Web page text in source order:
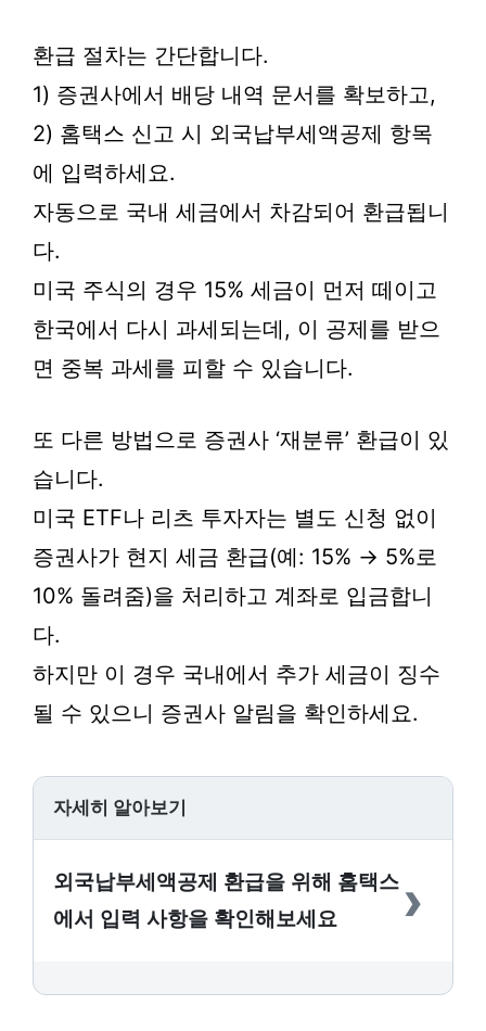
환급 절차는 간단합니다.
1) 증권사에서 배당 내역 문서를 확보하고,
2) 홈택스 신고 시 외국납부세액공제 항목
에 입력하세요.
자동으로 국내 세금에서 차감되어 환급됩니
다.
미국 주식의 경우 15% 세금이 먼저 떼이고
한국에서 다시 과세되는데, 이 공제를 받으
면 중복 과세를 피할 수 있습니다.
또 다른 방법으로 증권사 ‘재분류’ 환급이 있
습니다.
미국 ETF나 리츠 투자자는 별도 신청 없이
증권사가 현지 세금 환급(예: 15% → 5%로
10% 돌려줌)을 처리하고 계좌로 입금합니
다.
하지만 이 경우 국내에서 추가 세금이 징수
될 수 있으니 증권사 알림을 확인하세요.
자세히 알아보기
외국납부세액공제 환급을 위해 홈택스
에서 입력 사항을 확인해보세요
›